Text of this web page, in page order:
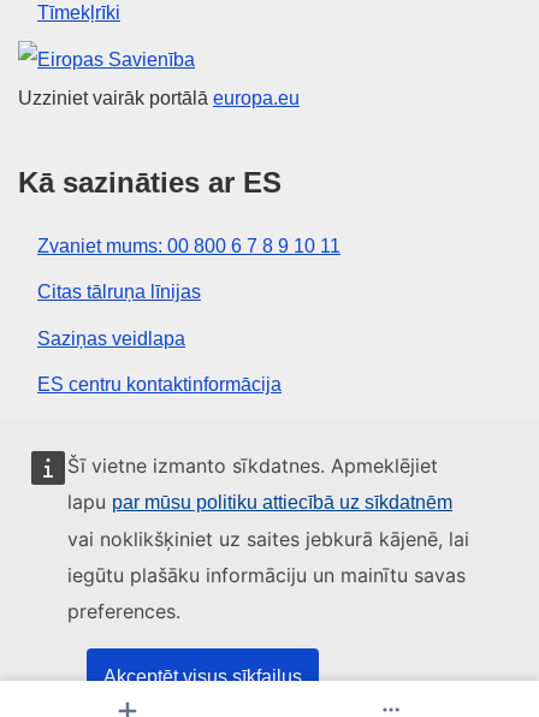
Šī vietne izmanto sīkdatnes. Apmeklējiet
lapu par mūsu politiku attiecībā uz sīkdatnēm
vai noklikšķiniet uz saites jebkurā kājenē, lai
iegūtu plašāku informāciju un mainītu savas
preferences.
Akceptēt visus sīkfailus
Tīmekļrīki
Eiropas Savienība
Uzziniet vairāk portālā europa.eu
Kā sazināties ar ES
Zvaniet mums: 00 800 6 7 8 9 10 11
Citas tālruņa līnijas
Saziņas veidlapa
ES centru kontaktinformācija
Sociālie mediji
ES iestādes un struktūras